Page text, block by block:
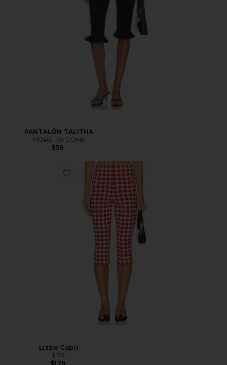
PANTALÓN TALITHA
MORE TO COME
$58
Lizzie Capri
LPA
$179